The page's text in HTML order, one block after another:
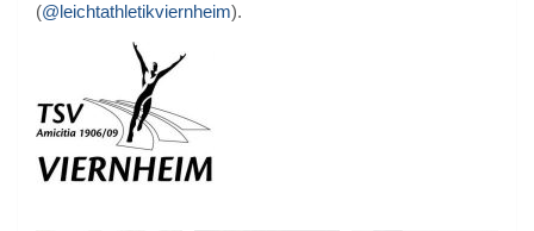
(@leichtathletikviernheim).